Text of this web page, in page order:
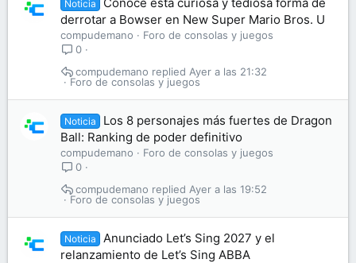
Noticia
derrotar a Bowser en New Super Mario Bros. U
compudemano
Foro de consolas y juegos
0
Foro de consolas y juegos
Ayer a las 21:32
compudemano
Noticia
Los 8 personajes más fuertes de Dragon
Ball: Ranking de poder definitivo
compudemano
Foro de consolas y juegos
0
Foro de consolas y juegos
Ayer a las 19:52
compudemano
Noticia
Anunciado Let’s Sing 2027 y el
relanzamiento de Let’s Sing ABBA